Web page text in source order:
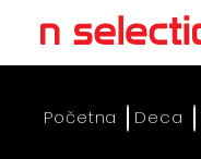
Početna Deca